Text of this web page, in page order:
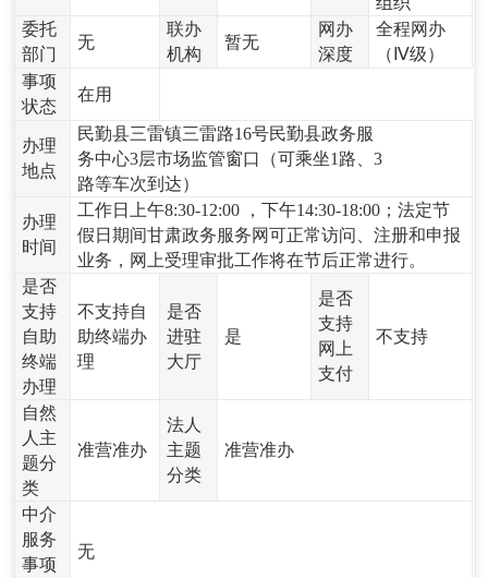
委托
部门
无
联办
机构
暂无
网办
深度
全程网办
（Ⅳ级）
事项
状态
在用
办理
地点
民勤县三雷镇三雷路16号民勤县政务服
务中心3层市场监管窗口（可乘坐1路、3
路等车次到达）
办理
时间
工作日上午8:30-12:00 ，下午14:30-18:00；法定节
假日期间甘肃政务服务网可正常访问、注册和申报
业务，网上受理审批工作将在节后正常进行。
是否
支持
自助
终端
办理
不支持自
助终端办
理
是否
进驻
大厅
是
是否
支持
网上
支付
不支持
自然
人主
题分
类
准营准办
法人
主题
分类
准营准办
中介
服务
事项
无